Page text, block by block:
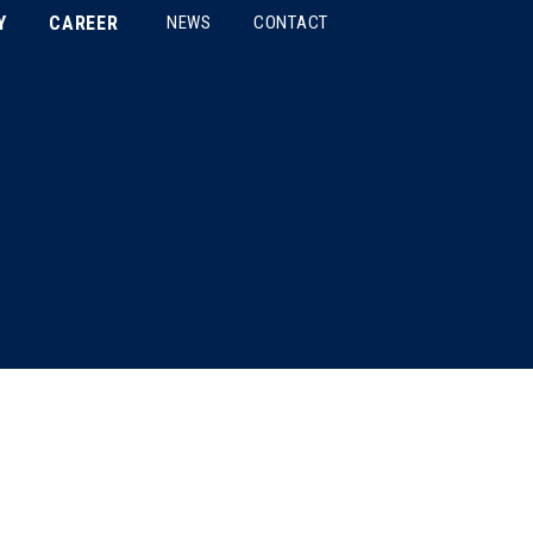
CAREER NEWS CONTACT